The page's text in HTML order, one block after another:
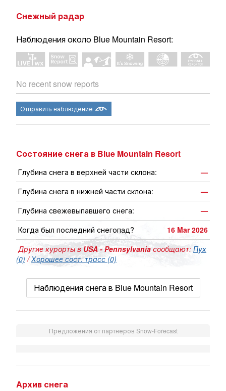
Снежный радар
Наблюдения около Blue Mountain Resort:
No recent snow reports
Отправить наблюдение
Состояние снега в Blue Mountain Resort
Глубина снега в верхней части склона:
—
Глубина снега в нижней части склона:
—
Глубина свежевыпавшего снега:
—
Когда был последний снегопад?
16 Mar 2026
Другие курорты вUSA - Pennsylvania сообщают: Пух
(0) /Хорошее сост. трасс (0)
Наблюдения снега в Blue Mountain Resort
Предложения от партнеров Snow-Forecast
Архив снега